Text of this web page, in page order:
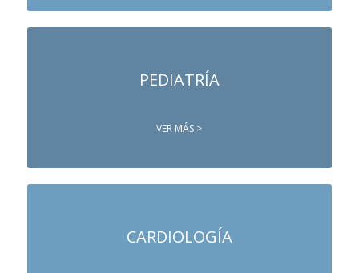
PEDIATRÍA
VER MÁS >
CARDIOLOGÍA